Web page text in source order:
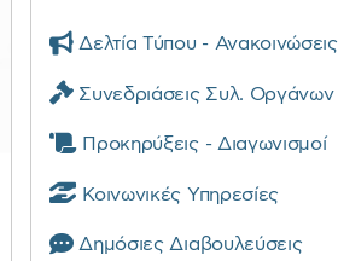
Δελτία Τύπου - Ανακοινώσεις
Συνεδριάσεις Συλ. Οργάνων
Προκηρύξεις - Διαγωνισμοί
Κοινωνικές Υπηρεσίες
Δημόσιες Διαβουλεύσεις